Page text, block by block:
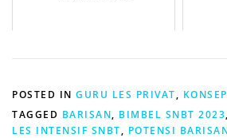
POSTED IN GURU LES PRIVAT,
TAGGED BARISAN, BIMBEL SNBT 2023,
LES INTENSIF SNBT, POTENSI